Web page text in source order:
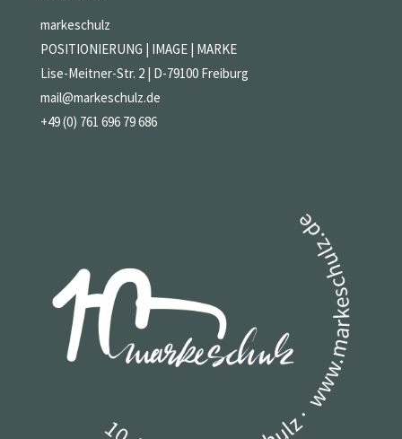
markeschulz
POSITIONIERUNG | IMAGE | MARKE
Lise-Meitner-Str. 2 | D-79100 Freiburg
mail@markeschulz.de
+49 (0) 761 696 79 686